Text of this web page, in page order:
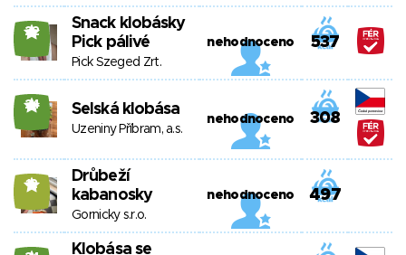
22
Snack klobásky
Pick pálivé
Pick Szeged Zrt.
nehodnoceno 537
24 Selská klobása
Uzeniny Příbram, a.s.
nehodnoceno 308
12
Drůbeží
kabanosky
Gornicky s.r.o.
nehodnoceno 497
Klobása se